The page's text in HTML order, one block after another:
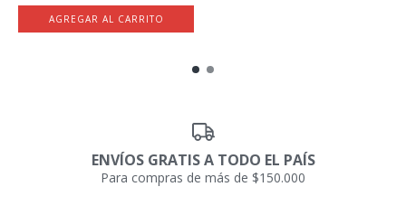
ENVÍOS GRATIS A TODO EL PAÍS
Para compras de más de $150.000